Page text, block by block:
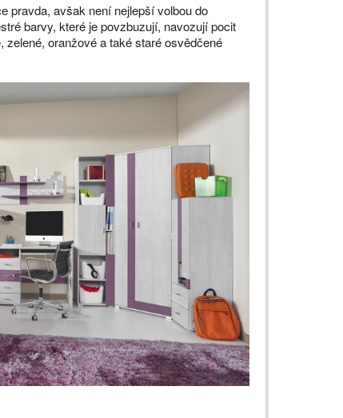
pravda, avšak není nejlepší volbou do
barvy, které je povzbuzují, navozují pocit
zelené, oranžové a také staré osvědčené